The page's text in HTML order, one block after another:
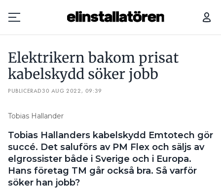
Prenumerera
Hantera prenumeration
Lediga jobb
Annonsera
Läs E-tidningen
Elektrikern bakom prisat
kabelskydd söker jobb
PUBLICERAD30 AUG 2022, 09:39
Tobias Hallander
Tobias Hallanders kabelskydd Emtotech gör
succé. Det saluförs av PM Flex och säljs av
elgrossister både i Sverige och i Europa.
Hans företag TM går också bra. Så varför
söker han jobb?